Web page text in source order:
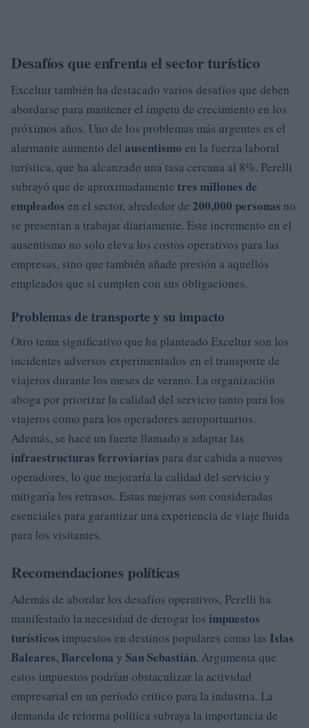
Desafíos que enfrenta el sector turístico
Exceltur también ha destacado varios desafíos que deben
abordarse para mantener el ímpetu de crecimiento en los
próximos años. Uno de los problemas más urgentes es el
alarmante aumento del ausentismo en la fuerza laboral
turística, que ha alcanzado una tasa cercana al 8%. Perelli
subrayó que de aproximadamente tres millones de
empleados en el sector, alrededor de 200,000 personas no
se presentan a trabajar diariamente. Este incremento en el
ausentismo no solo eleva los costos operativos para las
empresas, sino que también añade presión a aquellos
empleados que sí cumplen con sus obligaciones.
Problemas de transporte y su impacto
Otro tema significativo que ha planteado Exceltur son los
incidentes adversos experimentados en el transporte de
viajeros durante los meses de verano. La organización
aboga por priorizar la calidad del servicio tanto para los
viajeros como para los operadores aeroportuarios.
Además, se hace un fuerte llamado a adaptar las
infraestructuras ferroviarias para dar cabida a nuevos
operadores, lo que mejoraría la calidad del servicio y
mitigaría los retrasos. Estas mejoras son consideradas
esenciales para garantizar una experiencia de viaje fluida
para los visitantes.
Recomendaciones políticas
Además de abordar los desafíos operativos, Perelli ha
manifestado la necesidad de derogar los impuestos
turísticos impuestos en destinos populares como las Islas
Baleares, Barcelona y San Sebastián. Argumenta que
estos impuestos podrían obstaculizar la actividad
empresarial en un período crítico para la industria. La
demanda de reforma política subraya la importancia de